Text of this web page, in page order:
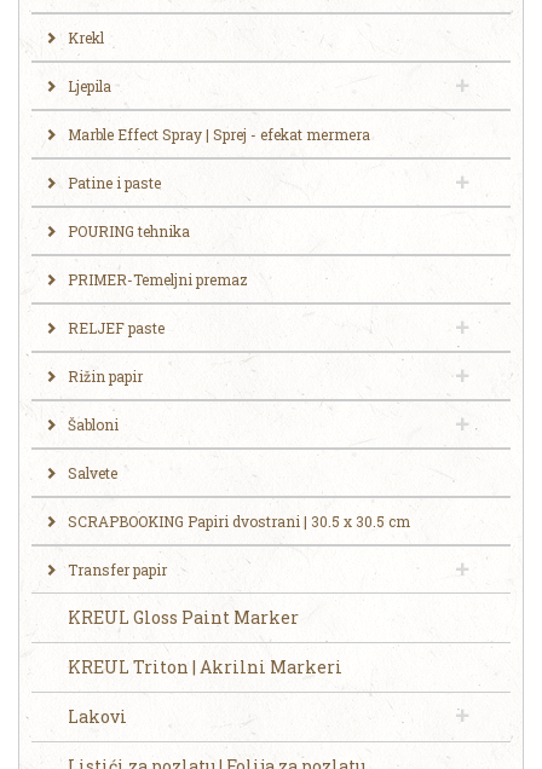
Krekl
Ljepila
Marble Effect Spray | Sprej - efekat mermera
Patine i paste
POURING tehnika
PRIMER-Temeljni premaz
RELJEF paste
Rižin papir
Šabloni
Salvete
SCRAPBOOKING Papiri dvostrani | 30.5 x 30.5 cm
Transfer papir
KREUL Gloss Paint Marker
KREUL Triton | Akrilni Markeri
Lakovi